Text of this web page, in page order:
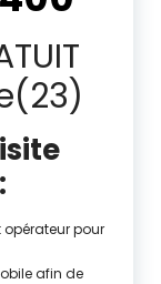
pour
afin de